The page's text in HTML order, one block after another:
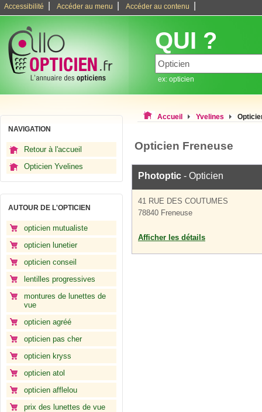
Accessibilité Accéder au menu Accéder au contenu
QUI ?
ex: opticien
NAVIGATION
Retour à l'accueil
Opticien Yvelines
AUTOUR DE L'OPTICIEN
opticien mutualiste
opticien lunetier
opticien conseil
lentilles progressives
montures de lunettes de
vue
opticien agréé
opticien pas cher
opticien kryss
opticien atol
opticien afflelou
prix des lunettes de vue
Accueil Yvelines
Opticien Freneuse
Photoptic - Opticien
41 RUE DES COUTUMES
78840 Freneuse
Afficher les détails